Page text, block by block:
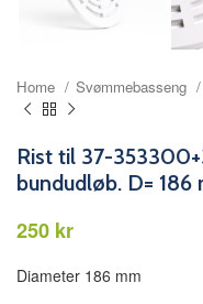
Home Svømmebasseng
Rist til 37-
bundudløb. D=
kr
Diameter 186 mm